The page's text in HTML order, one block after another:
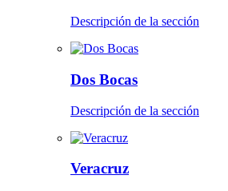
Descripción de la sección
Dos Bocas
Descripción de la sección
Veracruz